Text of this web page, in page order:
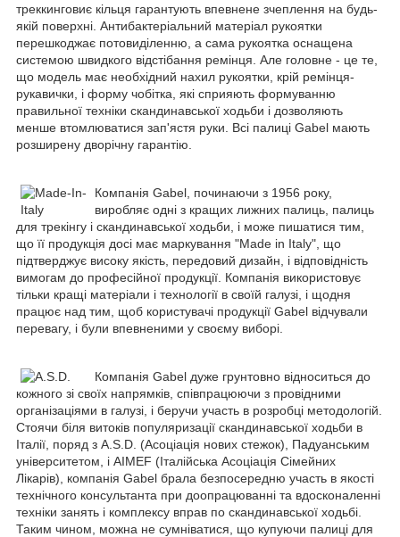
треккинговиє кільця гарантують впевнене зчеплення на будь-
якій поверхні. Антибактеріальний матеріал рукоятки
перешкоджає потовиділенню, а сама рукоятка оснащена
системою швидкого відстібання ремінця. Але головне - це те,
що модель має необхідний нахил рукоятки, крій ремінця-
рукавички, і форму чобітка, які сприяють формуванню
правильної техніки скандинавської ходьби і дозволяють
менше втомлюватися зап'ястя руки. Всі палиці Gabel мають
розширену дворічну гарантію.
Компанія Gabel, починаючи з 1956 року,
виробляє одні з кращих лижних палиць, палиць
для трекінгу і скандинавської ходьби, і може пишатися тим,
що її продукція досі має маркування "Made in Italy", що
підтверджує високу якість, передовий дизайн, і відповідність
вимогам до професійної продукції. Компанія використовує
тільки кращі матеріали і технології в своїй галузі, і щодня
працює над тим, щоб користувачі продукції Gabel відчували
перевагу, і були впевненими у своєму виборі.
Компанія Gabel дуже грунтовно відноситься до
кожного зі своїх напрямків, співпрацюючи з провідними
організаціями в галузі, і беручи участь в розробці методологій.
Стоячи біля витоків популяризації скандинавської ходьби в
Італії, поряд з A.S.D. (Асоціація нових стежок), Падуанським
університетом, і AIMEF (Італійська Асоціація Сімейних
Лікарів), компанія Gabel брала безпосередню участь в якості
технічного консультанта при доопрацюванні та вдосконаленні
техніки занять і комплексу вправ по скандинавської ходьбі.
Таким чином, можна не сумніватися, що купуючи палиці для